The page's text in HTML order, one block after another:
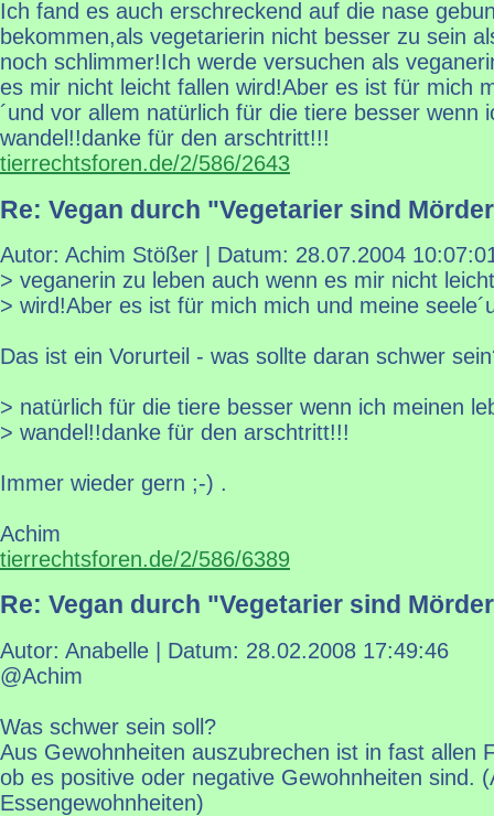
Ich fand es auch erschreckend auf die nase
bekommen,als vegetarierin nicht besser zu sein
noch schlimmer!Ich werde versuchen als
es mir nicht leicht fallen wird!Aber es ist für mich
´und vor allem natürlich für die tiere besser wenn
wandel!!danke für den arschtritt!!!
tierrechtsforen.de/2/586/2643
Re: Vegan durch "Vegetarier sind
Autor: Achim Stößer | Datum: 28.07.2004
> veganerin zu leben auch wenn es mir nicht
> wird!Aber es ist für mich mich und meine
Das ist ein Vorurteil - was sollte daran schwer
> natürlich für die tiere besser wenn ich meinen
> wandel!!danke für den arschtritt!!!
Immer wieder gern ;-) .
Achim
tierrechtsforen.de/2/586/6389
Re: Vegan durch "Vegetarier sind
Autor: Anabelle | Datum: 28.02.2008 17:49:46
@Achim
Was schwer sein soll?
Aus Gewohnheiten auszubrechen ist in fast allen
ob es positive oder negative Gewohnheiten sind.
Essengewohnheiten)